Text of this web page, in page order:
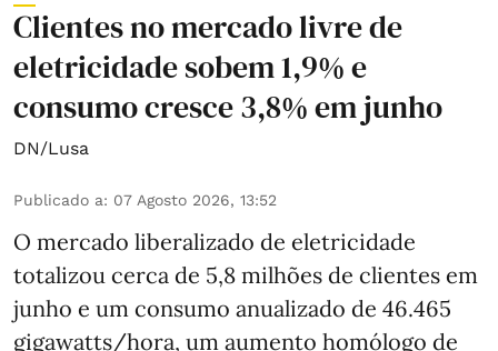
Clientes no mercado livre de
eletricidade sobem 1,9% e
consumo cresce 3,8% em junho
DN/Lusa
Publicado a: 07 Agosto 2026, 13:52
O mercado liberalizado de eletricidade
totalizou cerca de 5,8 milhões de clientes em
junho e um consumo anualizado de 46.465
gigawatts/hora, um aumento homólogo de